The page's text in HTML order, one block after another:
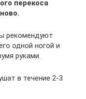
перекоса
рекомендуют
одной ногой и
руками.
в течение 2-3